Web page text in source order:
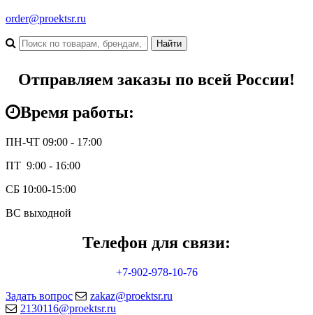
order@proektsr.ru
Отправляем заказы по всей России!
Время работы:
ПН-ЧТ 09:00 - 17:00
ПТ 9:00 - 16:00
СБ 10:00-15:00
ВС выходной
Телефон для связи:
+7-902-978-10-76
Задать вопрос
zakaz@proektsr.ru
2130116@proektsr.ru